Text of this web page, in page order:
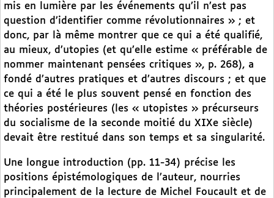
mis en lumière par les événements qu’il n’est pas
question d’identifier comme révolutionnaires » ; et
donc, par là même montrer que ce qui a été qualifié,
au mieux, d’utopies (et qu’elle estime « préférable de
nommer maintenant pensées critiques », p. 268), a
fondé d’autres pratiques et d’autres discours ; et que
ce qui a été le plus souvent pensé en fonction des
théories postérieures (les « utopistes » précurseurs
du socialisme de la seconde moitié du XIXe siècle)
devait être restitué dans son temps et sa singularité.
Une longue introduction (pp. 11-34) précise les
positions épistémologiques de l’auteur, nourries
principalement de la lecture de Michel Foucault et de